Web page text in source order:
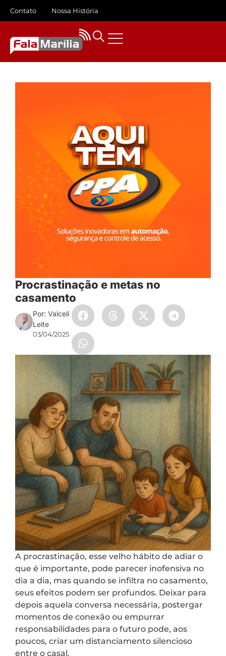
Contato Nossa História
Procrastinação e metas no
casamento
Por: Valceli
Leite
03/04/2025
A procrastinação, esse velho hábito de adiar o
que é importante, pode parecer inofensiva no
dia a dia, mas quando se infiltra no casamento,
seus efeitos podem ser profundos. Deixar para
depois aquela conversa necessária, postergar
momentos de conexão ou empurrar
responsabilidades para o futuro pode, aos
poucos, criar um distanciamento silencioso
entre o casal.